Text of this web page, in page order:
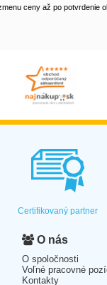
ceny až po potvrdenie
Certifikovaný partner
O nás
O spoločnosti
Voľné pracovné
Kontakty